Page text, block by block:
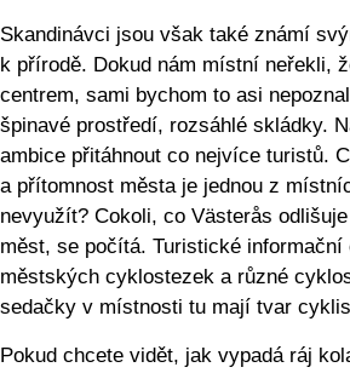
Skandinávci jsou však také známí
k přírodě. Dokud nám místní neřekli,
centrem, sami bychom to asi
špinavé prostředí, rozsáhlé skládky.
ambice přitáhnout co nejvíce turistů.
a přítomnost města je jednou z
nevyužít? Cokoli, co Västerås
měst, se počítá. Turistické
městských cyklostezek a různé
sedačky v místnosti tu mají tvar
Pokud chcete vidět, jak vypadá ráj